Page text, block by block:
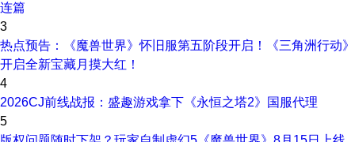
连篇
3
热点预告：《魔兽世界》怀旧服第五阶段开启！《三角洲行动》
开启全新宝藏月摸大红！
4
2026CJ前线战报：盛趣游戏拿下《永恒之塔2》国服代理
5